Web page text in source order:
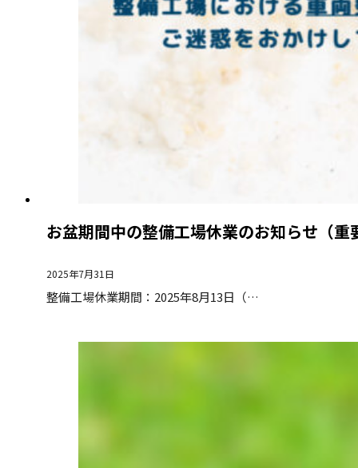
お盆期間中の整備工場休業のお知らせ（重
2025年7月31日
整備工場休業期間：2025年8月13日（…